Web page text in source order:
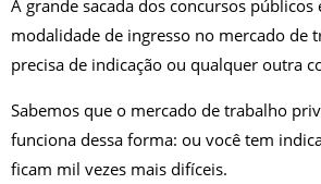
A grande sacada dos concursos públicos
modalidade de ingresso no mercado de
precisa de indicação ou qualquer outra
Sabemos que o mercado de trabalho
funciona dessa forma: ou você tem
ficam mil vezes mais difíceis.